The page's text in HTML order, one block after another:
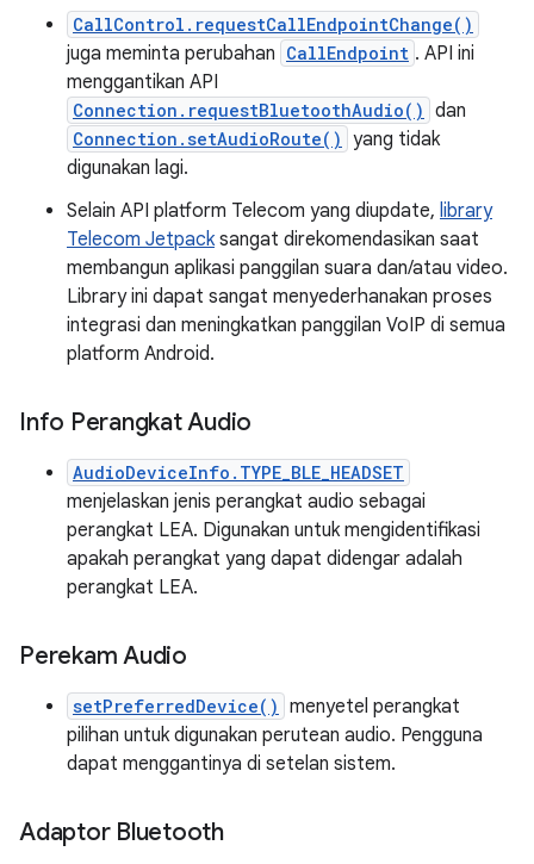
CallControl.requestCallEndpointChange()
juga meminta perubahan CallEndpoint . API ini
menggantikan API
Connection.requestBluetoothAudio() dan
Connection.setAudioRoute() yang tidak
digunakan lagi.
Selain API platform Telecom yang diupdate, library
Telecom Jetpacksangat direkomendasikan saat
membangun aplikasi panggilan suara dan/atau video.
Library ini dapat sangat menyederhanakan proses
integrasi dan meningkatkan panggilan VoIP di semua
platform Android.
Info Perangkat Audio
AudioDeviceInfo.TYPE_BLE_HEADSET
menjelaskan jenis perangkat audio sebagai
perangkat LEA. Digunakan untuk mengidentifikasi
apakah perangkat yang dapat didengar adalah
perangkat LEA.
Perekam Audio
setPreferredDevice() menyetel perangkat
pilihan untuk digunakan perutean audio. Pengguna
dapat menggantinya di setelan sistem.
Adaptor Bluetooth